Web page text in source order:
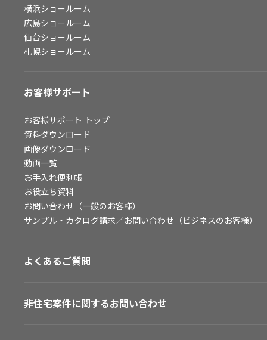
横浜ショールーム
広島ショールーム
仙台ショールーム
札幌ショールーム
お客様サポート
お客様サポート トップ
資料ダウンロード
画像ダウンロード
動画一覧
お手入れ便利帳
お役立ち資料
お問い合わせ（一般のお客様）
サンプル・カタログ請求／お問い合わせ（ビジネスのお客様）
よくあるご質問
非住宅案件に関するお問い合わせ